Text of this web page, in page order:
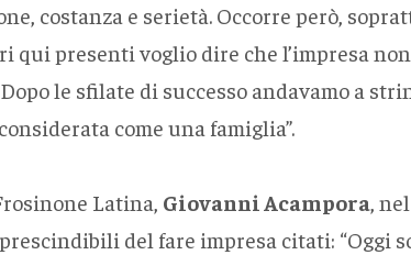
costanza e serietà. Occorre però,
qui presenti voglio dire che l’impresa
le sfilate di successo andavamo a
come una famiglia”.
Latina, Giovanni Acampora,
del fare impresa citati: “Oggi